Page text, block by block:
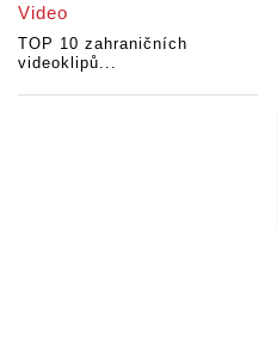
Video
TOP 10 zahraničních
videoklipů...